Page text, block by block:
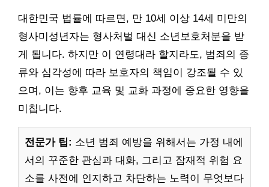
대한민국 법률에 따르면, 만 10세 이상 14세 미만의
형사미성년자는 형사처벌 대신 소년보호처분을 받
게 됩니다. 하지만 이 연령대라 할지라도, 범죄의 종
류와 심각성에 따라 보호자의 책임이 강조될 수 있
으며, 이는 향후 교육 및 교화 과정에 중요한 영향을
미칩니다.
전문가 팁: 소년 범죄 예방을 위해서는 가정 내에
서의 꾸준한 관심과 대화, 그리고 잠재적 위험 요
소를 사전에 인지하고 차단하는 노력이 무엇보다